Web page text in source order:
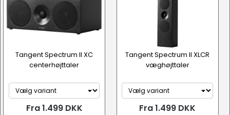
Tangent Spectrum II XC
centerhøjttaler
Fra 1.499 DKK
Tangent Spectrum II XLCR
væghøjttaler
Fra 1.499 DKK